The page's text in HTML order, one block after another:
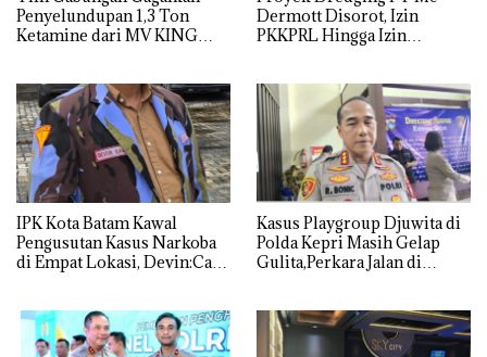
Penyelundupan 1,3 Ton
Ketamine dari MV KING
Dermott Disorot, Izin
PKKPRL Hingga Izin
IPK Kota Batam Kawal
Pengusutan Kasus Narkoba
di Empat Lokasi, Devin:Cari
Kasus Playgroup Djuwita di
Polda Kepri Masih Gelap
Gulita,Perkara Jalan di